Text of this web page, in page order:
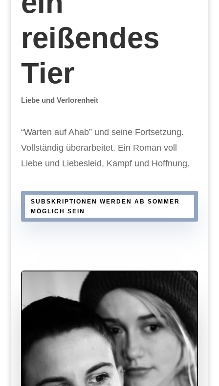
reißendes
Tier
Liebe und Verlorenheit
“Warten auf Ahab” und seine Fortsetzung.
Vollständig überarbeitet. Ein Roman voll
Liebe und Liebesleid, Kampf und Hoffnung.
SUBSKRIPTIONEN WERDEN AB SOMMER
MÖGLICH SEIN